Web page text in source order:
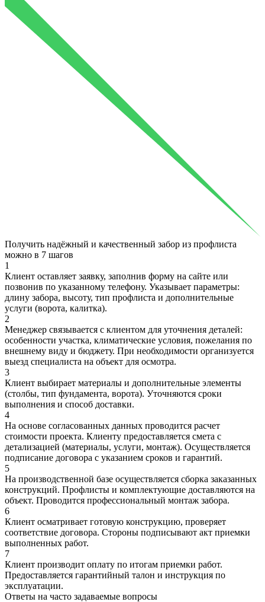
Получить надёжный и качественный забор из профлиста
можно в 7 шагов
1
Клиент оставляет заявку, заполнив форму на сайте или
позвонив по указанному телефону. Указывает параметры:
длину забора, высоту, тип профлиста и дополнительные
услуги (ворота, калитка).
2
Менеджер связывается с клиентом для уточнения деталей:
особенности участка, климатические условия, пожелания по
внешнему виду и бюджету. При необходимости организуется
выезд специалиста на объект для осмотра.
3
Клиент выбирает материалы и дополнительные элементы
(столбы, тип фундамента, ворота). Уточняются сроки
выполнения и способ доставки.
4
На основе согласованных данных проводится расчет
стоимости проекта. Клиенту предоставляется смета с
детализацией (материалы, услуги, монтаж). Осуществляется
подписание договора с указанием сроков и гарантий.
5
На производственной базе осуществляется сборка заказанных
конструкций. Профлисты и комплектующие доставляются на
объект. Проводится профессиональный монтаж забора.
6
Клиент осматривает готовую конструкцию, проверяет
соответствие договора. Стороны подписывают акт приемки
выполненных работ.
7
Клиент производит оплату по итогам приемки работ.
Предоставляется гарантийный талон и инструкция по
эксплуатации.
Ответы на часто задаваемые вопросы